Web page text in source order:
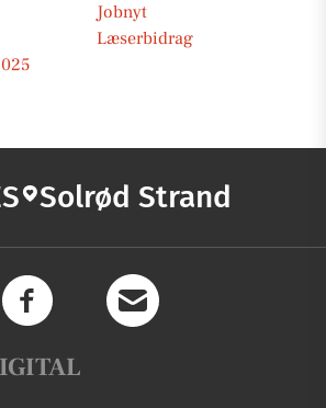
Jobnyt
Læserbidrag
Solrød Strand